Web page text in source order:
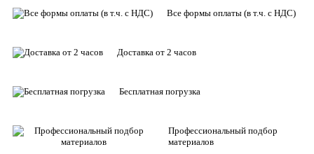
Все формы оплаты (в т.ч. с НДС)
Доставка от 2 часов
Бесплатная погрузка
Профессиональный подбор
материалов